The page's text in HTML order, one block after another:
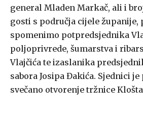
general Mladen Markač, ali i
gosti s područja cijele županije,
spomenimo potpredsjednika
poljoprivrede, šumarstva i
Vlajčića te izaslanika
sabora Josipa Đakića. Sjednici
svečano otvorenje tržnice